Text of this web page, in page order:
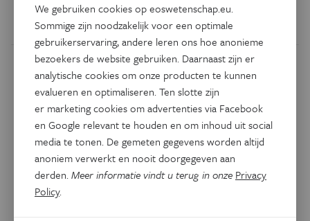
DoorPeter de Jaeger
We gebruiken cookies op eoswetenschap.eu.
Sommige zijn noodzakelijk voor een optimale
gebruikerservaring, andere leren ons hoe anonieme
bezoekers de website gebruiken. Daarnaast zijn er
analytische cookies om onze producten te kunnen
evalueren en optimaliseren. Ten slotte zijn
er marketing cookies om advertenties via Facebook
en Google relevant te houden en om inhoud uit social
media te tonen. De gemeten gegevens worden altijd
anoniem verwerkt en nooit doorgegeven aan
derden.Meer informatie vindt u terug in onze Privacy
Policy.